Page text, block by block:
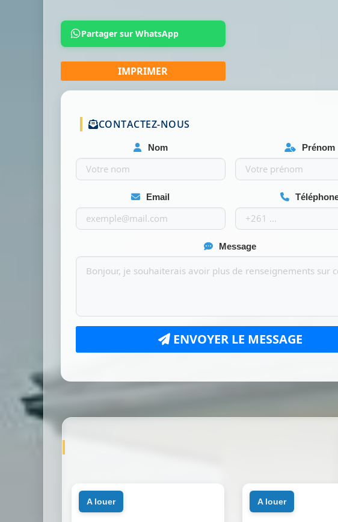
Partager sur WhatsApp
CONTACTEZ-NOUS
Nom Prénom
Email
Message
ENVOYER LE MESSAGE
a louer a louer